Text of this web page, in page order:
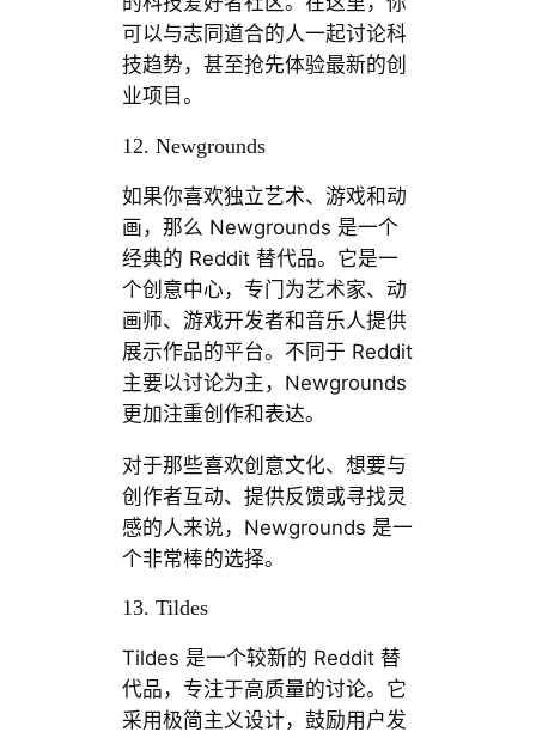
可以与志同道合的人一起讨论科
技趋势，甚至抢先体验最新的创
业项目。
12. Newgrounds
如果你喜欢独立艺术、游戏和动
画，那么 Newgrounds 是一个
经典的 Reddit 替代品。它是一
个创意中心，专门为艺术家、动
画师、游戏开发者和音乐人提供
展示作品的平台。不同于 Reddit
主要以讨论为主，Newgrounds
更加注重创作和表达。
对于那些喜欢创意文化、想要与
创作者互动、提供反馈或寻找灵
感的人来说，Newgrounds 是一
个非常棒的选择。
13. Tildes
Tildes 是一个较新的 Reddit 替
代品，专注于高质量的讨论。它
采用极简主义设计，鼓励用户发